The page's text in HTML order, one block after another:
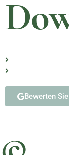
Bewerten